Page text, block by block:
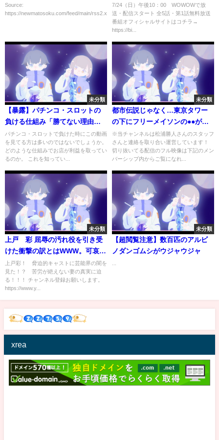
「幼馴染とHの練習」「時間停
止」
Source:
https://newmatosoku.com/feed/main/rss2.xml...
【WOWOW】
7/24（日）午後10：00 WOWOWで放
送・配信スタート 全5話・第1話無料放送
番組オフィシャルサイトはコチラ→
https://bi...
未分類
【暴露】パチンコ・スロットの
負ける仕組み「勝てない理由」
はコレで分かる。
パチンコ・スロットで負けた時にこの動画
を見てる方は多いのではないでしょうか。
どのような仕組みでお店が利益を取ってい
るのか。 これを知ってい...
未分類
都市伝説じゃなく…東京タワー
の下にフリーメイソンの●●が存
在している…！？
※当チャンネルは松浦勝人さんのスタッフ
さんと連絡を取り合い運営しています！
切り抜いてる配信のフル映像は下記のメン
バーシップ内からご覧になれ...
未分類
上戸 彩 屈辱の汚れ役を引き受
けた衝撃の訳とはWWW。可哀想
すぎるとの声が殺到！？ ウラ
側を読み取る！
上戸彩！ 脅迫的キャストに芸能界の闇を
見た！？ 苦労が絶えない妻の真実に迫
る！！！ チャンネル登録お願いします。
https://www.y...
未分類
【超閲覧注意】数百匹のアルビ
ノダンゴムシがウジャウジャ
xrea